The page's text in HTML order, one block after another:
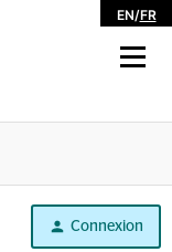
EN/FR
Connexion